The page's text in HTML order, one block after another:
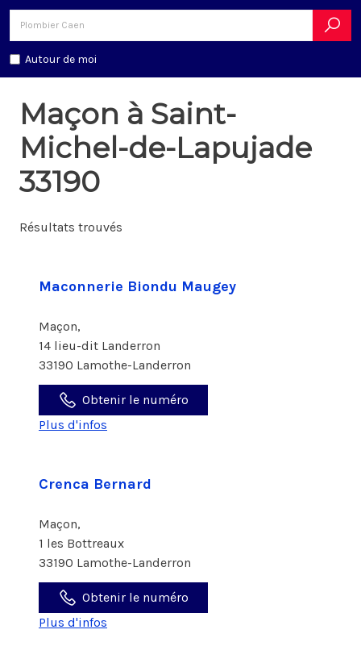
Autour de moi
Maçon à Saint-
Michel-de-Lapujade
33190
Résultats trouvés
Maconnerie Biondu Maugey
Maçon,
14 lieu-dit Landerron
33190 Lamothe-Landerron
Obtenir le numéro
Plus d'infos
Crenca Bernard
Maçon,
1 les Bottreaux
33190 Lamothe-Landerron
Obtenir le numéro
Plus d'infos